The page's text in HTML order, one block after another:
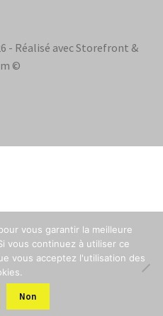
- Réalisé avec Storefront &
©
vous garantir la meilleure
vous continuez à utiliser ce
vous acceptez l'utilisation des
Non